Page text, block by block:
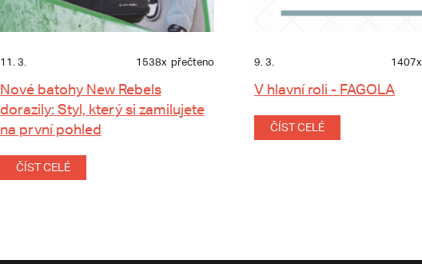
11. 3. 1538x přečteno
Nové batohy New Rebels
dorazily: Styl, který si zamilujete
na první pohled
ČÍST CELÉ
9. 3. 1407x
V hlavní roli - FAGOLA
ČÍST CELÉ